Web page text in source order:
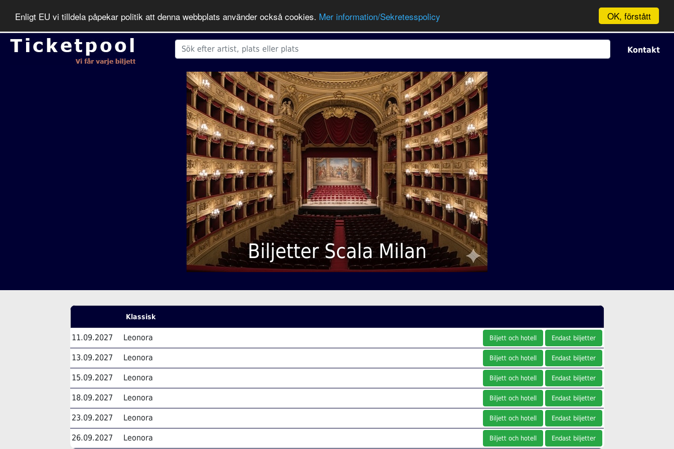
OK, förstått
Enligt EU vi tilldela påpekar politik att denna webbplats använder också cookies. Mer information/Sekretesspolicy
Kontakt
Biljetter Scala Milan
Klassisk
11.09.2027 Leonora Biljett och hotell Endast biljetter
13.09.2027 Leonora Biljett och hotell Endast biljetter
15.09.2027 Leonora Biljett och hotell Endast biljetter
18.09.2027 Leonora Biljett och hotell Endast biljetter
23.09.2027 Leonora Biljett och hotell Endast biljetter
26.09.2027 Leonora Biljett och hotell Endast biljetter